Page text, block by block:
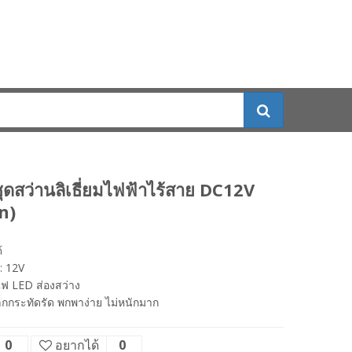
สว่านลิเธี่ยมไฟฟ้าไร้สาย DC12V
12V
LED ส่องสว่าง
กระทัดรัด พกพาง่าย ไม่หนักมาก
0 อยากได้ 0